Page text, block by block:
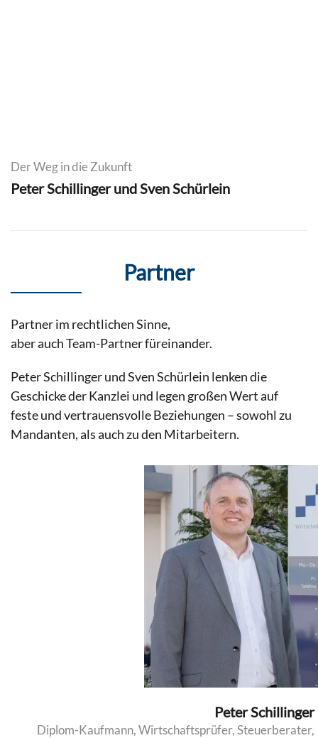
Der Weg in die Zukunft
Peter Schillinger und Sven Schürlein
Partner
Partner im rechtlichen Sinne,
aber auch Team-Partner füreinander.
Peter Schillinger und Sven Schürlein lenken die
Geschicke der Kanzlei und legen großen Wert auf
feste und vertrauensvolle Beziehungen – sowohl zu
Mandanten, als auch zu den Mitarbeitern.
Peter Schillinger
Diplom-Kaufmann, Wirtschaftsprüfer, Steuerberater,